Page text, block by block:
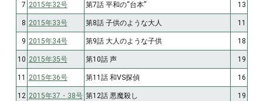
7 2015年32号 第7話 平和の“台本” 13
8 2015年33号 第8話 子供のような大人 11
9 2015年34号 第9話 大人のような子供 18
10 2015年35号 第10話 声 19
11 2015年36号 第11話 和VS探偵 16
12 2015年37・38号 第12話 悪魔殺し 19